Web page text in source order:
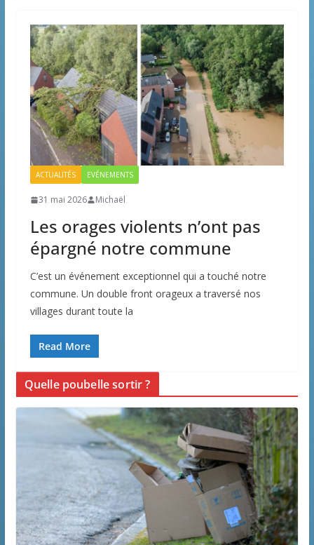
ACTUALITÉS EVÉNEMENTS
31 mai 2026 Michaël
Les orages violents n’ont pas
épargné notre commune
C’est un événement exceptionnel qui a touché notre
commune. Un double front orageux a traversé nos
villages durant toute la
Read More
Quelle poubelle sortir ?